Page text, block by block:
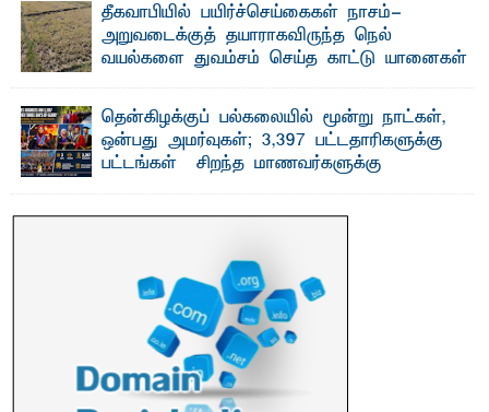
தீகவாபியில் பயிர்ச்செய்கைகள் நாசம்-
அறுவடைக்குத் தயாராகவிருந்த நெல்
வயல்களை துவம்சம் செய்த காட்டு யானைகள்
காணப்பட்ட பல ...தென்கிழக்குப் பல்கலையில் மூன்று நாட்கள்,
ஒன்பது அமர்வுகள்; 3,397 பட்டதாரிகளுக்கு
பட்டங்கள் – சிறந்த மாணவர்களுக்கு
மற்றும் சிறப்புப் பரிசுகள்